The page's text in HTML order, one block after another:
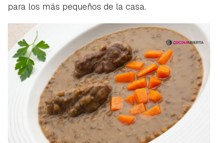
para los más pequeños de la casa.